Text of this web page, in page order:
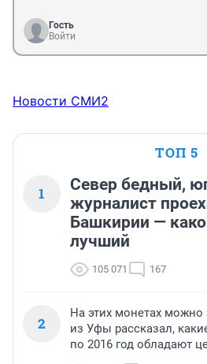
Гость
Войти
Новости СМИ2
ТОП 5
1
Север бедный,
журналист
Башкирии —
лучший
105 071 167
2
На этих монетах можно
из Уфы рассказал,
по 2016 год обладают